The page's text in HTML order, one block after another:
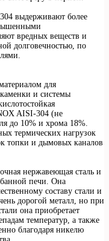
выдерживают более
вредных веществ и
долговечностью, по
для
и системы
AISI-304 (не
до 10% и хрома 18%.
термических нагрузок
топки и дымовых каналов
нержавеющая сталь и
банной печи. Она
составу стали и
дорогой металл, но при
она приобретает
температур, а также
благодаря никелю